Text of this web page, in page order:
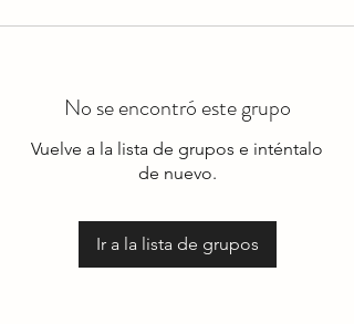
No se encontró este grupo
Vuelve a la lista de grupos e inténtalo
de nuevo.
Ir a la lista de grupos